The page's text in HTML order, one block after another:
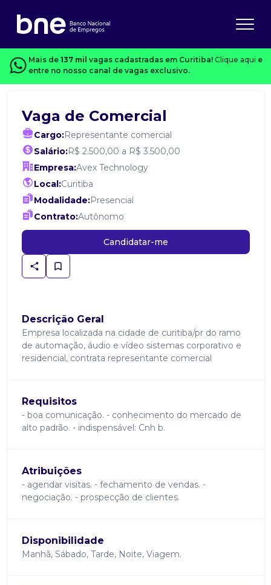
Mais de 137 mil vagas cadastradas em Curitiba! Clique aqui e
entre no nosso canal de vagas exclusivo.
Vaga de Comercial
Cargo:Representante comercial
Salário:R$ 2.500,00 a R$ 3.500,00
Empresa:Avex Technology
Local:Curitiba
Modalidade:Presencial
Contrato:Autônomo
Candidatar-me
Descrição Geral
Empresa localizada na cidade de curitiba/pr do ramo
de automação, áudio e vídeo sistemas corporativo e
residencial, contrata representante comercial
Requisitos
- boa comunicação. - conhecimento do mercado de
alto padrão. - indispensável: Cnh b.
Atribuições
- agendar visitas. - fechamento de vendas. -
negociação. - prospecção de clientes.
Disponibilidade
Manhã, Sábado, Tarde, Noite, Viagem.